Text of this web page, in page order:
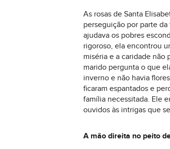
As rosas de Santa
perseguição por parte
ajudava os pobres
rigoroso, ela encontrou
miséria e a caridade não
marido pergunta o que
inverno e não havia
ficaram espantados e
família necessitada. Ele
ouvidos às intrigas que
A mão direita no peito